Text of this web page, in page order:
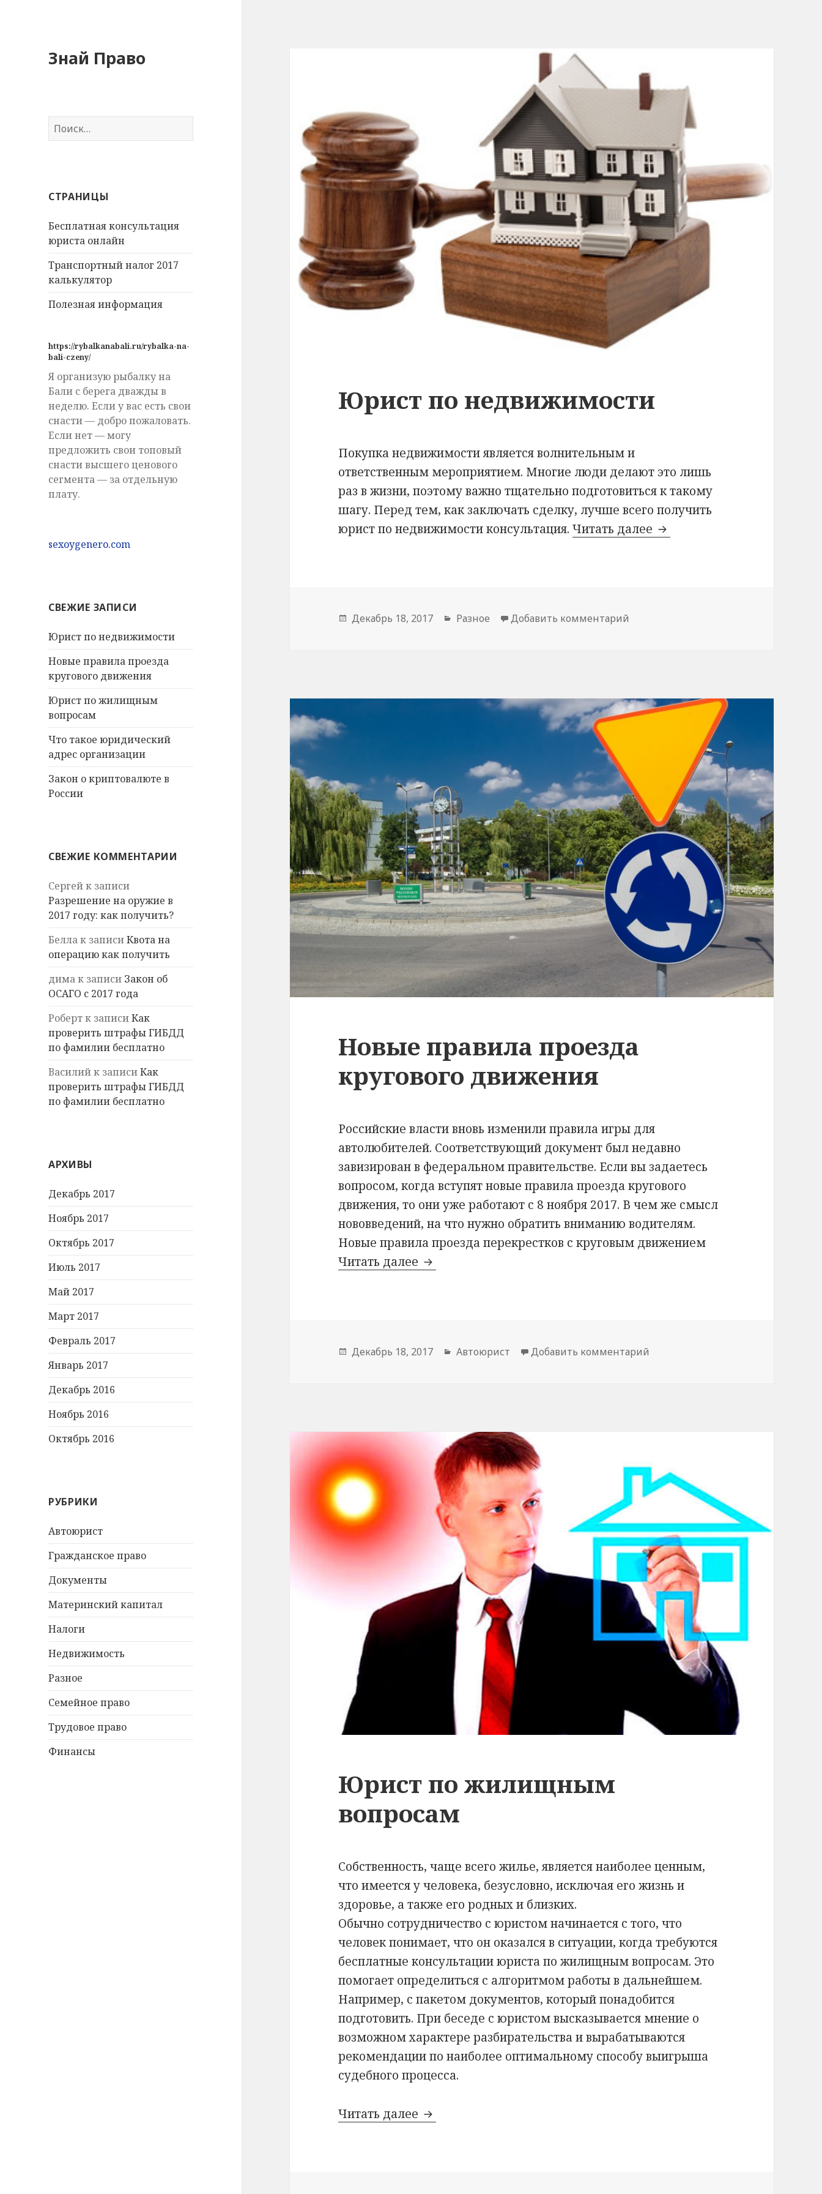
Знай Право
Н
а
:СТРАНИЦЫ
Бесплатная консультация
юриста онлайн
Транспортный налог 2017
калькулятор
Полезная информация
https://rybalkanabali.ru/rybalka-na-
bali-czeny/
Я организую рыбалку на
Бали с берега дважды в
неделю. Если у вас есть свои
снасти — добро пожаловать.
Если нет — могу
предложить свои топовый
снасти высшего ценового
сегмента — за отдельную
плату.
sexoygenero.com
СВЕЖИЕ ЗАПИСИ
Юрист по недвижимости
Новые правила проезда
кругового движения
Юрист по жилищным
вопросам
Что такое юридический
адрес организации
Закон о криптовалюте в
России
СВЕЖИЕ КОММЕНТАРИИ
Сергейк записи
Разрешение на оружие в
2017 году: как получить?
Беллак записиКвота на
операцию как получить
димак записи Закон об
ОСАГО с 2017 года
Робертк записиКак
проверить штрафы ГИБДД
по фамилии бесплатно
Василийк записиКак
проверить штрафы ГИБДД
по фамилии бесплатно
АРХИВЫ
Декабрь 2017
Ноябрь 2017
Октябрь 2017
Июль 2017
Май 2017
Март 2017
Февраль 2017
Январь 2017
Декабрь 2016
Ноябрь 2016
Октябрь 2016
РУБРИКИ
Автоюрист
Гражданское право
Документы
Материнский капитал
Налоги
Недвижимость
Разное
Семейное право
Трудовое право
Финансы
Юрист по недвижимости
Покупка недвижимости является волнительным и
ответственным мероприятием. Многие люди делают это лишь
раз в жизни, поэтому важно тщательно подготовиться к такому
шагу. Перед тем, как заключать сделку, лучше всего получить
юрист по недвижимости консультация.Читать далее Юрист по недвижимости
Опубликовано
Декабрь 18, 2017 Рубрики
Разное Добавить комментарий
Новые правила проезда
кругового движения
Российские власти вновь изменили правила игры для
автолюбителей. Соответствующий документ был недавно
завизирован в федеральном правительстве. Если вы задаетесь
вопросом, когда вступят новые правила проезда кругового
движения, то они уже работают с 8 ноября 2017. В чем же смысл
нововведений, на что нужно обратить вниманию водителям.
Новые правила проезда перекрестков с круговым движением
Читать далее Новые правила проезда кругового движения
Опубликовано
Декабрь 18, 2017 Рубрики
Автоюрист Добавить комментарий
Юрист по жилищным
вопросам
Собственность, чаще всего жилье, является наиболее ценным,
что имеется у человека, безусловно, исключая его жизнь и
здоровье, а также его родных и близких.
Обычно сотрудничество с юристом начинается с того, что
человек понимает, что он оказался в ситуации, когда требуются
бесплатные консультации юриста по жилищным вопросам. Это
помогает определиться с алгоритмом работы в дальнейшем.
Например, с пакетом документов, который понадобится
подготовить. При беседе с юристом высказывается мнение о
возможном характере разбирательства и вырабатываются
рекомендации по наиболее оптимальному способу выигрыша
судебного процесса.
Читать далее Юрист по жилищным вопросам